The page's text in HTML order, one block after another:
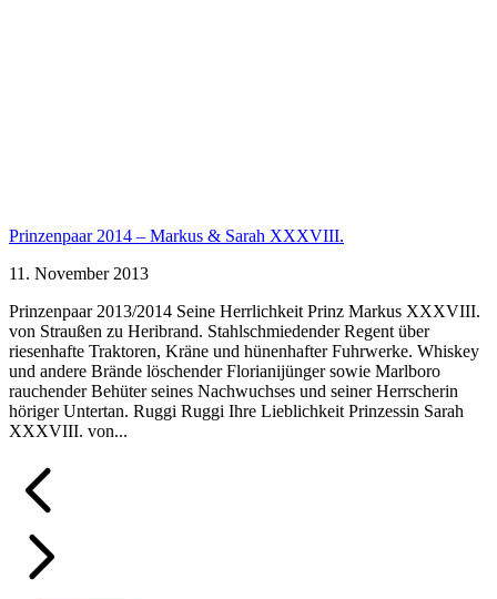
Prinzenpaar 2014 – Markus & Sarah XXXVIII.
11. November 2013
Prinzenpaar 2013/2014 Seine Herrlichkeit Prinz Markus XXXVIII.
von Straußen zu Heribrand. Stahlschmiedender Regent über
riesenhafte Traktoren, Kräne und hünenhafter Fuhrwerke. Whiskey
und andere Brände löschender Florianijünger sowie Marlboro
rauchender Behüter seines Nachwuchses und seiner Herrscherin
höriger Untertan. Ruggi Ruggi Ihre Lieblichkeit Prinzessin Sarah
XXXVIII. von...